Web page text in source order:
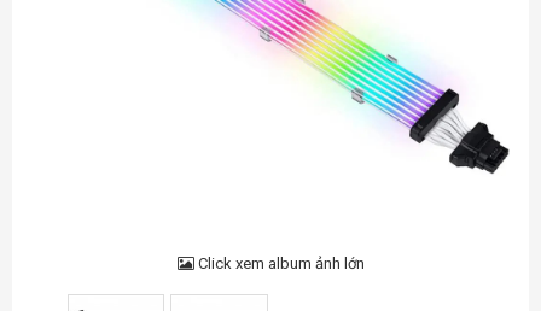
Click xem album ảnh lớn